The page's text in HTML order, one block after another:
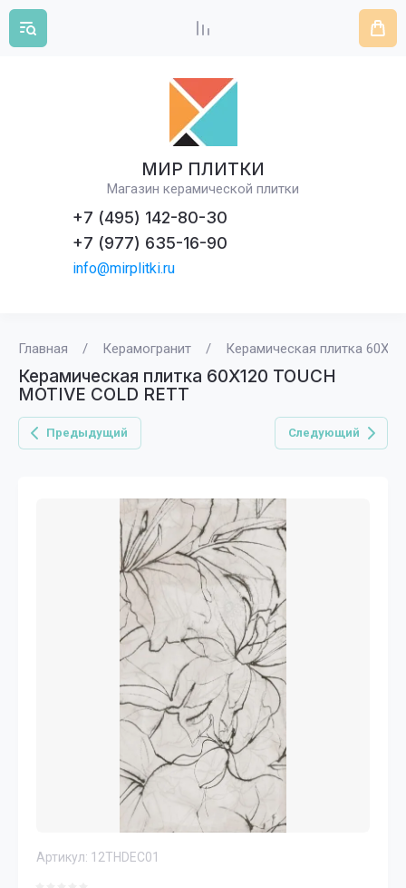
МИР ПЛИТКИ
Магазин керамической плитки
+7 (495) 142-80-30
+7 (977) 635-16-90
info@mirplitki.ru
Главная / Керамогранит / Керамическая плитка
Керамическая плитка 60X120 TOUCH
MOTIVE COLD RETT
Предыдущий Следующий
Артикул: 12THDEC01